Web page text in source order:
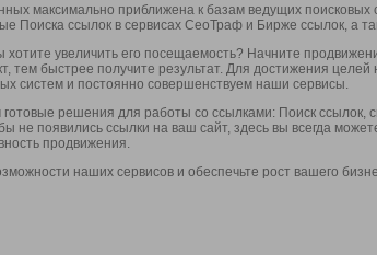
максимально приближена к базам ведущих
Поиска ссылок в сервисах СеоТраф и Бирже ссылок, а
хотите увеличить его посещаемость? Начните
тем быстрее получите результат. Для достижения
систем и постоянно совершенствуем наши сервисы.
решения для работы со ссылками: Поиск ссылок,
не появились ссылки на ваш сайт, здесь вы всегда
продвижения.
наших сервисов и обеспечьте рост вашего